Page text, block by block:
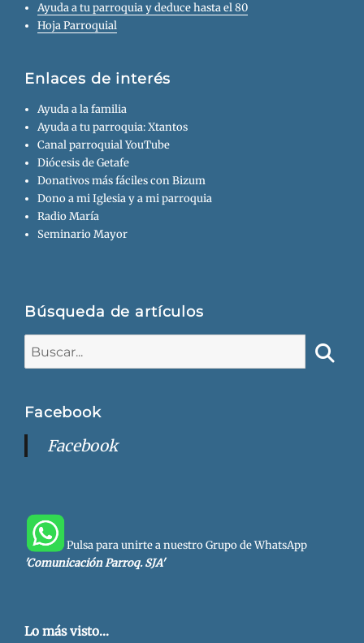
Ayuda a tu parroquia y deduce hasta el 80
Hoja Parroquial
Enlaces de interés
Ayuda a la familia
Ayuda a tu parroquia: Xtantos
Canal parroquial YouTube
Diócesis de Getafe
Donativos más fáciles con Bizum
Dono a mi Iglesia y a mi parroquia
Radio María
Seminario Mayor
Búsqueda de artículos
Facebook
Facebook
Pulsa para unirte a nuestro Grupo de WhatsApp
'Comunicación Parroq. SJA'
Lo más visto...